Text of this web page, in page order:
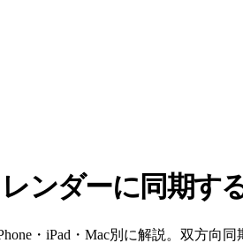
ンダーに同期す
・iPad・Mac別に解説。双方向